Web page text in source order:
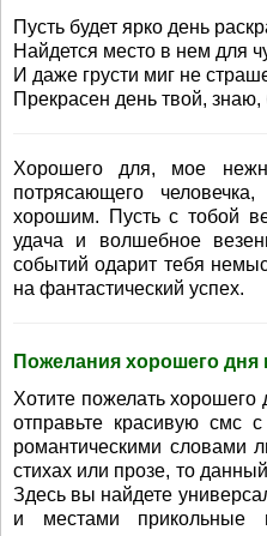
Пусть будет ярко день
Найдется место в нем для
И даже грусти миг не
Прекрасен день твой, знаю,
Хорошего для, мое
потрясающего
хорошим. Пусть с тобой
удача и волшебное
событий одарит тебя
на фантастический успех.
Пожелания хорошего дня
Хотите пожелать
отправьте красивую смс
романтическими словами
стихах или прозе, то
Здесь вы найдете
и местами прикольные